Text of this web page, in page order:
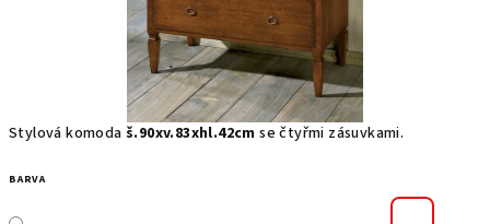
Stylová komoda š.90xv.83xhl.42cm se čtyřmi zásuvkami.
BARVA